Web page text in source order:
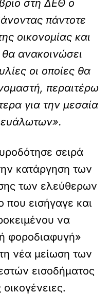
στη ΔΕΘ ο
πάντοτε
οικονομίας και
ανακοινώσει
οι οποίες θα
περαιτέρω
για την μεσαία
ευάλωτων».
σειρά
κατάργηση των
των ελεύθερων
που εισήγαγε και
να
φοροδιαφυγή»
νέα μείωση των
εισοδήματος